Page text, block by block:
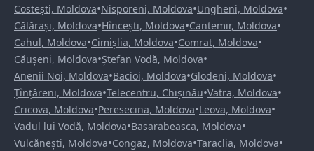
Costești, Moldova•Nisporeni, Moldova•Ungheni, Moldova•
Călărași, Moldova•Hîncești, Moldova•Cantemir, Moldova•
Cahul, Moldova•Cimișlia, Moldova•Comrat, Moldova•
Căușeni, Moldova•Ștefan Vodă, Moldova•
Anenii Noi, Moldova•Bacioi, Moldova•Glodeni, Moldova•
Țînțăreni, Moldova•Telecentru, Chișinău•Vatra, Moldova•
Cricova, Moldova•Peresecina, Moldova•Leova, Moldova•
Vadul lui Vodă, Moldova•Basarabeasca, Moldova•
Vulcănești, Moldova•Congaz, Moldova•Taraclia, Moldova•